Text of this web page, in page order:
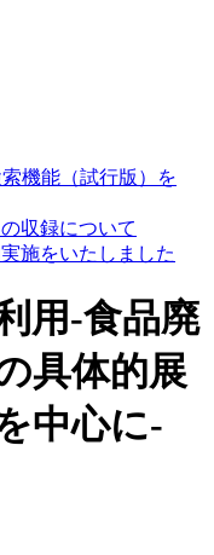
機能（試行版）を
収録について
施をいたしました
用-食品廃
具体的展
中心に-